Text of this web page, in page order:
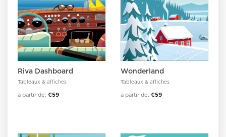
Riva Dashboard
Tableaux & affiches
à partir de: €59
Wonderland
Tableaux & affiches
à partir de: €59